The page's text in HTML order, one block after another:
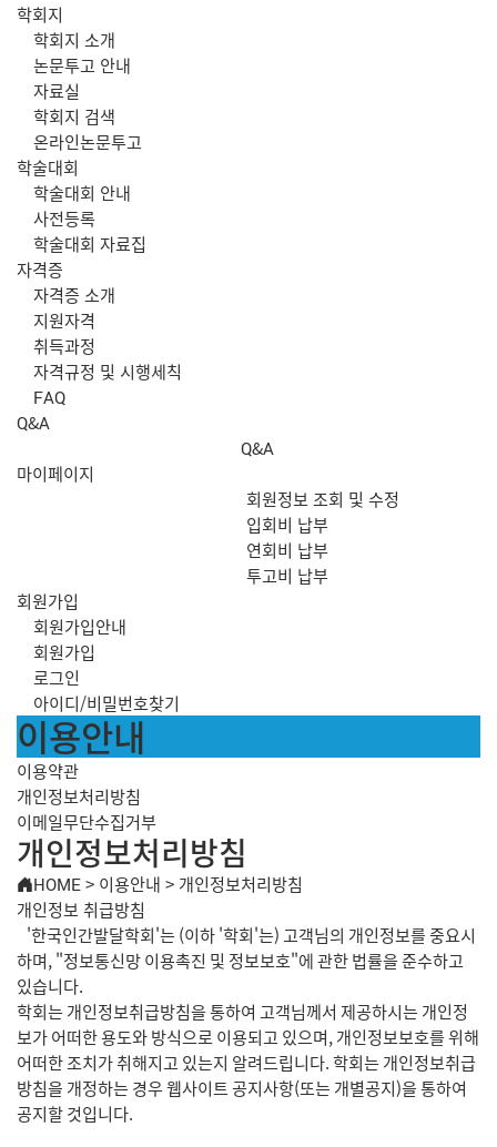
학회지
학회지 소개
논문투고 안내
자료실
학회지 검색
온라인논문투고
학술대회
학술대회 안내
사전등록
학술대회 자료집
자격증
자격증 소개
지원자격
취득과정
자격규정 및 시행세칙
FAQ
Q&A
Q&A
마이페이지
회원정보 조회 및 수정
입회비 납부
연회비 납부
투고비 납부
회원가입
회원가입안내
회원가입
로그인
아이디/비밀번호찾기
이용안내
이용약관
개인정보처리방침
이메일무단수집거부
개인정보처리방침
HOME> 이용안내 > 개인정보처리방침
개인정보 취급방침